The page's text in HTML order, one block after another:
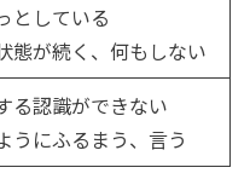
としている
態が続く、何もしない
る認識ができない
うにふるまう、言う